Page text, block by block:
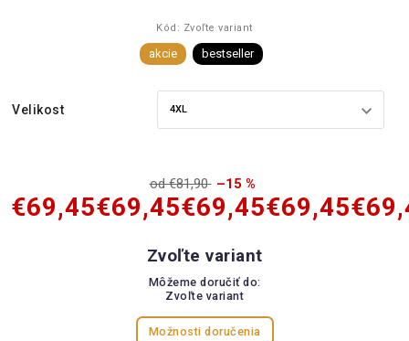
Kód: Zvoľte variant
akcie bestseller
Velikost
od €81,90 –15 %
€69,45€69,45€69,45€69,45
Zvoľte variant
Môžeme doručiť do:
Zvoľte variant
Možnosti doručenia